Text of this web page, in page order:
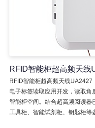
RFID智能柜超高频天线
RFID智能柜超高频天线
电子标签读取应用开发，读取
智能柜空间。结合超高频阅读器
工具柜、智能试剂柜、钥匙柜等